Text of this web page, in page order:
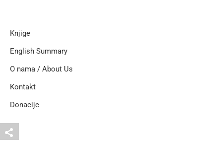
Knjige
English Summary
O nama / About Us
Kontakt
Donacije